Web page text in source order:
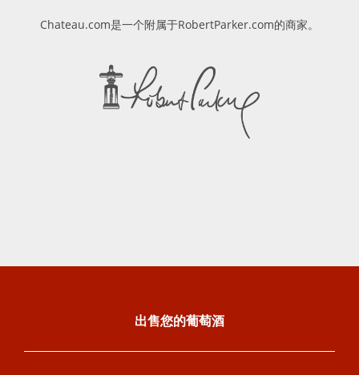
Chateau.com是一个附属于RobertParker.com的商家。
出售您的葡萄酒